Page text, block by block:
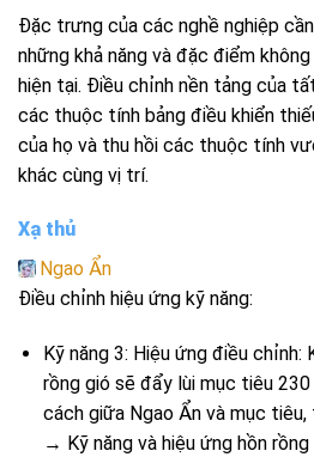
Đặc trưng của các nghề nghiệp
những khả năng và đặc điểm
hiện tại. Điều chỉnh nền tảng của
các thuộc tính bảng điều khiển
của họ và thu hồi các thuộc tính
khác cùng vị trí.
Xạ thủ
Ngao Ẩn
Điều chỉnh hiệu ứng kỹ năng:
Kỹ năng 3: Hiệu ứng điều chỉnh:
rồng gió sẽ đẩy lùi mục tiêu
cách giữa Ngao Ẩn và mục
→ Kỹ năng và hiệu ứng hồn